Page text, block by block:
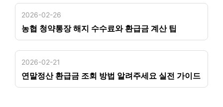
2026-02-26
농협 청약통장 해지 수수료와 환급금 계산 팁
2026-02-21
연말정산 환급금 조회 방법 알려주세요 실전 가이드